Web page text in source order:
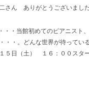
さん ありがとうございまし
・当館初めてのピアニスト
・・。どんな世界が待って
（土） １６：００スター